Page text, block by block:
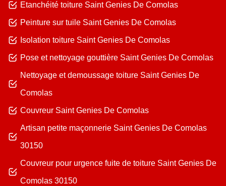
Etanchéité toiture Saint Genies De Comolas
Peinture sur tuile Saint Genies De Comolas
Isolation toiture Saint Genies De Comolas
Pose et nettoyage gouttière Saint Genies De Comolas
Nettoyage et demoussage toiture Saint Genies De
Comolas
Couvreur Saint Genies De Comolas
Artisan petite maçonnerie Saint Genies De Comolas
30150
Couvreur pour urgence fuite de toiture Saint Genies De
Comolas 30150